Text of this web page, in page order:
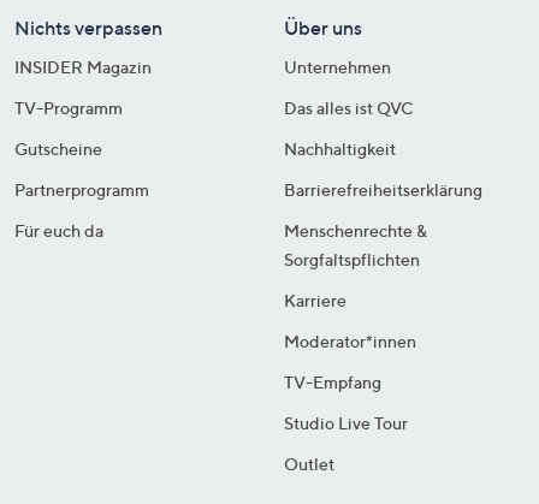
Nichts verpassen
INSIDER Magazin
TV-Programm
Gutscheine
Partnerprogramm
Für euch da
Über uns
Unternehmen
Das alles ist QVC
Nachhaltigkeit
Barrierefreiheitserklärung
Menschenrechte &
Sorgfaltspflichten
Karriere
Moderator*innen
TV-Empfang
Studio Live Tour
Outlet